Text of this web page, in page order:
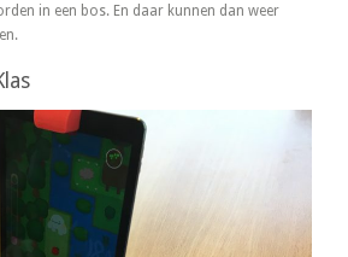
in een bos. En daar kunnen dan weer